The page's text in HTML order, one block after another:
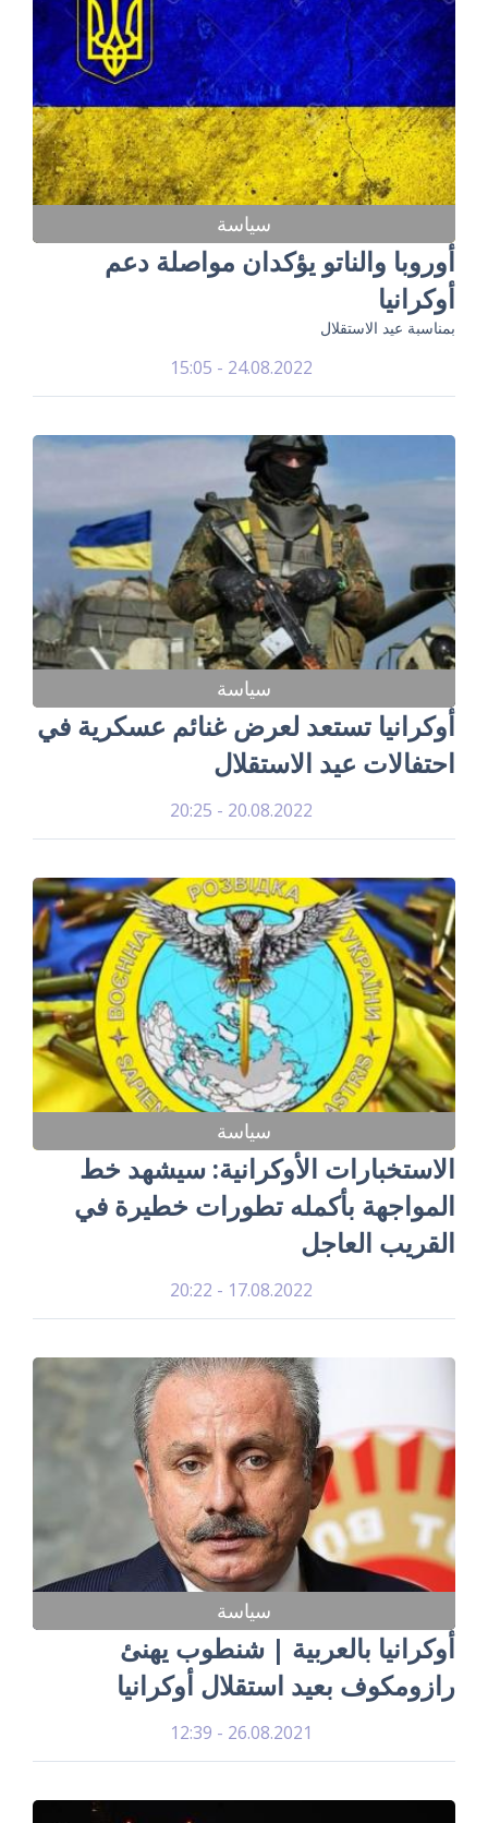
سياسة
أوروبا والناتو يؤكدان مواصلة دعم
أوكرانيا
بمناسبة عيد الاستقلال
24.08.2022 - 15:05
سياسة
أوكرانيا تستعد لعرض غنائم عسكرية في
احتفالات عيد الاستقلال
20.08.2022 - 20:25
سياسة
الاستخبارات الأوكرانية: سيشهد خط
المواجهة بأكمله تطورات خطيرة في
القريب العاجل
17.08.2022 - 20:22
سياسة
أوكرانيا بالعربية | شنطوب يهنئ
رازومكوف بعيد استقلال أوكرانيا
26.08.2021 - 12:39